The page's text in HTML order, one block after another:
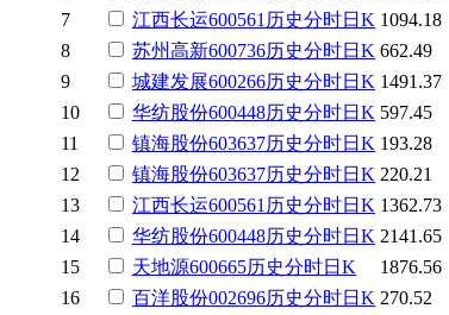
7
江西长运600561 历史分时日K 1094.18
8
苏州高新600736历史分时日K 662.49
9
城建发展600266历史分时日K 1491.37
10
华纺股份600448历史分时日K 597.45
11
镇海股份603637历史分时日K 193.28
12
镇海股份603637历史分时日K 220.21
13
江西长运600561 历史分时日K 1362.73
14
华纺股份600448历史分时日K 2141.65
15
天地源600665历史分时日K 1876.56
16
百洋股份002696历史分时日K 270.52